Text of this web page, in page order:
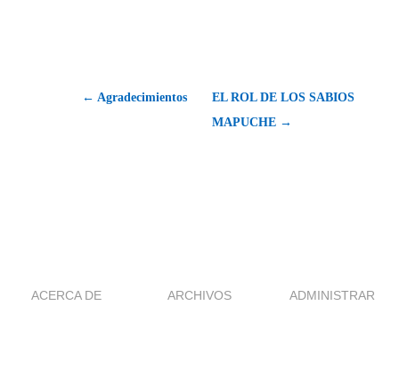
← Agradecimientos
EL ROL DE LOS SABIOS
MAPUCHE →
ACERCA DE ARCHIVOS ADMINISTRAR